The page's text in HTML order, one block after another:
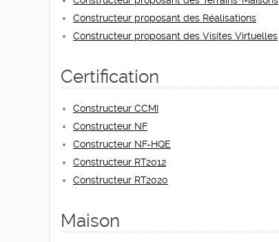
Constructeur proposant des Réalisations
Constructeur proposant des Visites Virtuelles
Certification
Constructeur CCMI
Constructeur NF
Constructeur NF-HQE
Constructeur RT2012
Constructeur RT2020
Maison